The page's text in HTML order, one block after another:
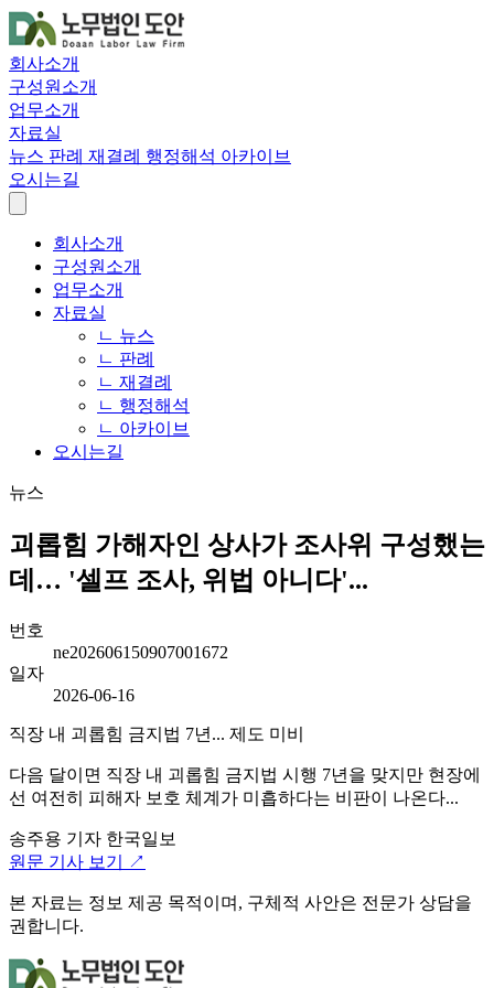
회사소개
구성원소개
업무소개
자료실
뉴스 판례 재결례 행정해석 아카이브
오시는길
회사소개
구성원소개
업무소개
자료실
ㄴ 뉴스
ㄴ 판례
ㄴ 재결례
ㄴ 행정해석
ㄴ 아카이브
오시는길
뉴스
괴롭힘 가해자인 상사가 조사위 구성했는
데… '셀프 조사, 위법 아니다'...
번호
ne202606150907001672
일자
2026-06-16
직장 내 괴롭힘 금지법 7년... 제도 미비
다음 달이면 직장 내 괴롭힘 금지법 시행 7년을 맞지만 현장에
선 여전히 피해자 보호 체계가 미흡하다는 비판이 나온다...
송주용 기자 한국일보
원문 기사 보기 ↗
본 자료는 정보 제공 목적이며, 구체적 사안은 전문가 상담을
권합니다.